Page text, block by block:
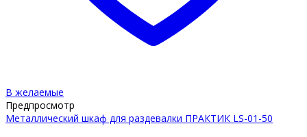
В желаемые
Предпросмотр
Металлический шкаф для раздевалки ПРАКТИК LS-01-50